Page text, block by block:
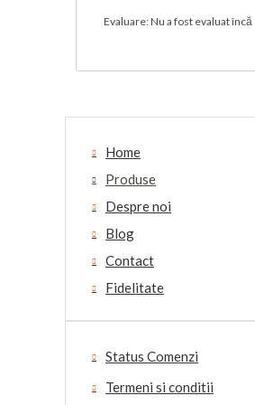
Evaluare: Nu a fost evaluat încă
Home
Produse
Despre noi
Blog
Contact
Fidelitate
Status Comenzi
Termeni si conditii